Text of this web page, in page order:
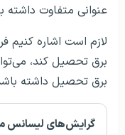
عنوانی متفاوت داشته
لازم است اشاره کنیم
برق تحصیل کند،
برق تحصیل داشته
گرایش‌های لیسانس